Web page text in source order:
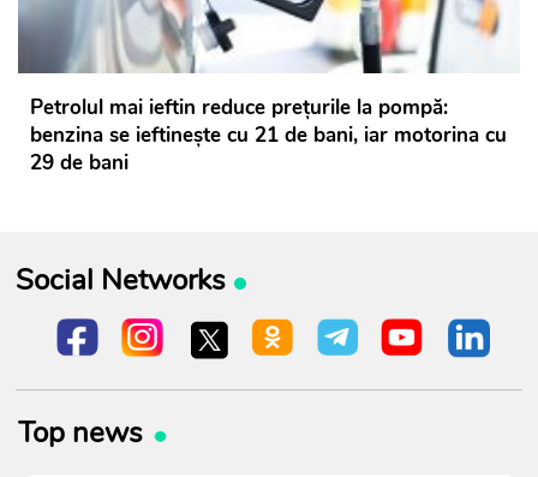
Petrolul mai ieftin reduce prețurile la pompă:
benzina se ieftinește cu 21 de bani, iar motorina cu
29 de bani
Social Networks
Top news